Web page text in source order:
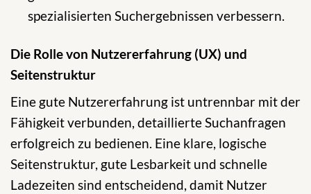
spezialisierten Suchergebnissen verbessern.
Die Rolle von Nutzererfahrung (UX) und
Seitenstruktur
Eine gute Nutzererfahrung ist untrennbar mit der
Fähigkeit verbunden, detaillierte Suchanfragen
erfolgreich zu bedienen. Eine klare, logische
Seitenstruktur, gute Lesbarkeit und schnelle
Ladezeiten sind entscheidend, damit Nutzer